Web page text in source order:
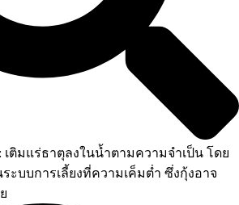
เติมแร่ธาตุลงในน้ำตามความจำเป็น โดย
ระบบการเลี้ยงที่ความเค็มต่ำ ซึ่งกุ้งอาจ